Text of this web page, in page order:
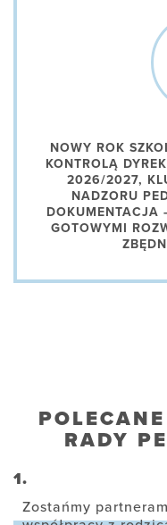
NOWY ROK
KONTROLĄ
2026/2027,
NADZORU
DOKUMENTACJA
GOTOWYMI
RADY
1.
Zostańmy